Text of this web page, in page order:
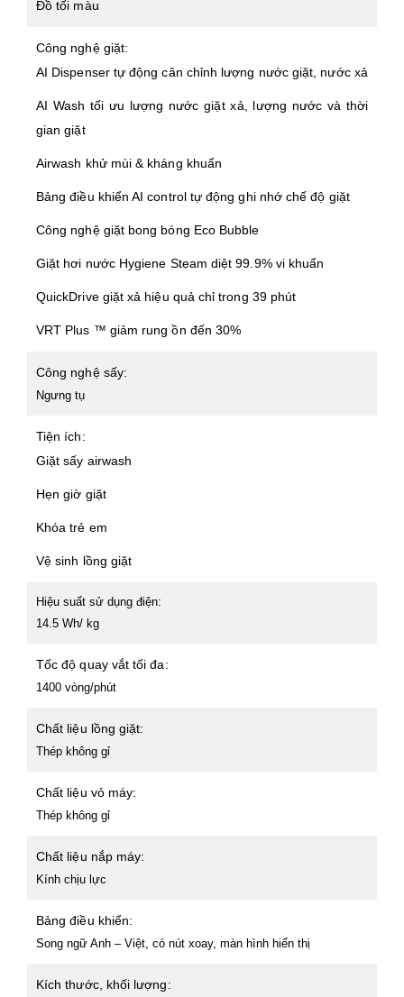
Đồ tối màu
Công nghệ giặt:
AI Dispenser tự động cân chỉnh lượng nước giặt, nước xả
AI Wash tối ưu lượng nước giặt xả, lượng nước và thời
gian giặt
Airwash khử mùi & kháng khuẩn
Bảng điều khiển AI control tự động ghi nhớ chế độ giặt
Công nghệ giặt bong bóng Eco Bubble
Giặt hơi nước Hygiene Steam diệt 99.9% vi khuẩn
QuickDrive giặt xả hiệu quả chỉ trong 39 phút
VRT Plus ™ giảm rung ồn đến 30%
Công nghệ sấy:
Ngưng tụ
Tiện ích:
Giặt sấy airwash
Hẹn giờ giặt
Khóa trẻ em
Vệ sinh lồng giặt
Hiệu suất sử dụng điện:
14.5 Wh/ kg
Tốc độ quay vắt tối đa:
1400 vòng/phút
Chất liệu lồng giặt:
Thép không gỉ
Chất liệu vỏ máy:
Thép không gỉ
Chất liệu nắp máy:
Kính chịu lực
Bảng điều khiển:
Song ngữ Anh – Việt, có nút xoay, màn hình hiển thị
Kích thước, khối lượng: